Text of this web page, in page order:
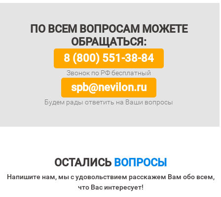
ПО ВСЕМ ВОПРОСАМ МОЖЕТЕ
ОБРАЩАТЬСЯ:
8 (800) 551-38-84
Звонок по РФ бесплатный
spb@nevilon.ru
Будем рады ответить на Ваши вопросы
ОСТАЛИСЬ ВОПРОСЫ
Напишите нам, мы с удовольствием расскажем Вам обо всем,
что Вас интересует!